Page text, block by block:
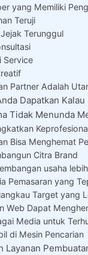
yang Memiliki
Teruji
Terunggul
Service
Partner Adalah
Dapatkan
Tidak Menunda
Bisa Menghemat
Citra Brand
usaha
Pemasaran yang
Target yang
Web Dapat
Media untuk
di Mesin Pencarian
Layanan